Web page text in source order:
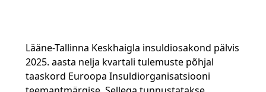
Lääne-Tallinna Keskhaigla insuldiosakond pälvis
2025. aasta nelja kvartali tulemuste põhjal
taaskord Euroopa Insuldiorganisatsiooni